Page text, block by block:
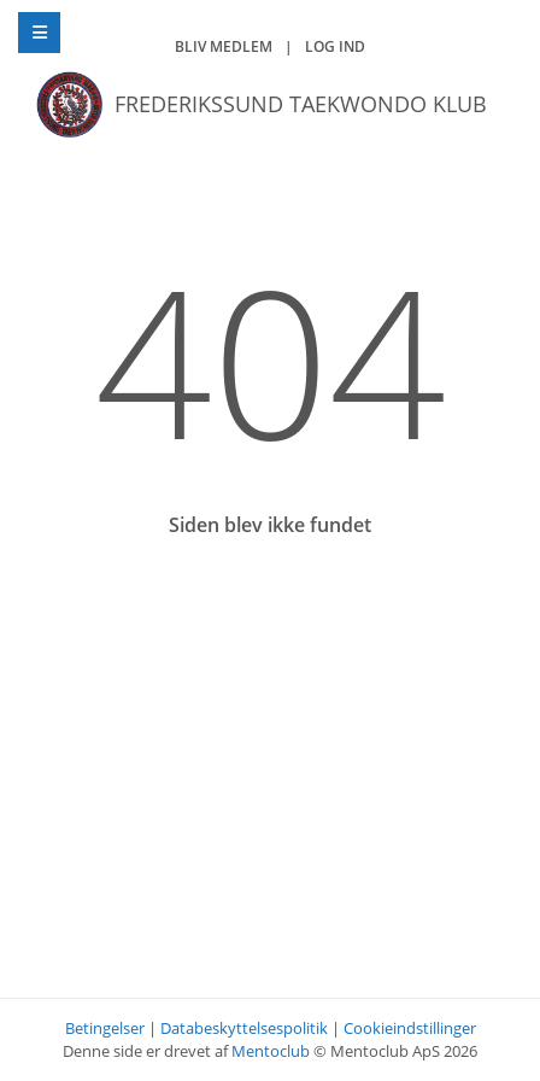
BLIV MEDLEM | LOG IND
FREDERIKSSUND TAEKWONDO KLUB
404
Siden blev ikke fundet
Betingelser | Databeskyttelsespolitik | Cookieindstillinger
Denne side er drevet afMentoclub© Mentoclub ApS 2026